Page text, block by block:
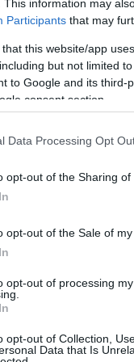
This information may
Participants that may
that this website/app
but not limited
to Google and its
consent section.
Data Processing Opt
opt-out of the Sharing of
opt-out of the Sale of my
opt-out of processing
opt-out of Collection,
Data that Is
a
kell
kutatás
értelmében